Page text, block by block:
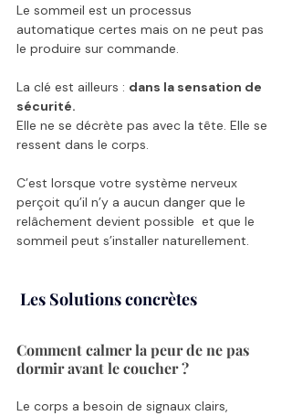
Le sommeil est un processus
automatique certes mais on ne peut pas
le produire sur commande.
La clé est ailleurs : dans la sensation de
sécurité.
Elle ne se décrète pas avec la tête. Elle se
ressent dans le corps.
C’est lorsque votre système nerveux
perçoit qu’il n’y a aucun danger que le
relâchement devient possible  et que le
sommeil peut s’installer naturellement.
Les Solutions concrètes
Comment calmer la peur de ne pas
dormir avant le coucher ?
Le corps a besoin de signaux clairs,